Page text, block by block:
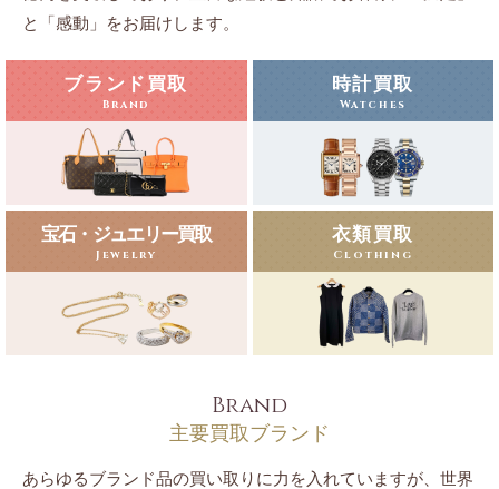
と「感動」をお届けします。
ブランド買取
Brand
時計買取
Watches
宝石・ジュエリー買取
Jewelry
衣類買取
Clothing
Brand
主要買取ブランド
あらゆるブランド品の買い取りに力を入れていますが、世界